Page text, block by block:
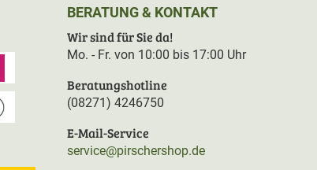
BERATUNG & KONTAKT
Wir sind für Sie da!
Mo. - Fr. von 10:00 bis 17:00 Uhr
Beratungshotline
(08271) 4246750
E-Mail-Service
service@pirschershop.de